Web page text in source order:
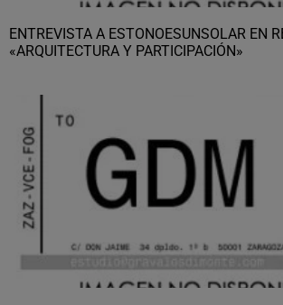
ENTREVISTA A ESTONOESUNSOLAR EN
«ARQUITECTURA Y PARTICIPACIÓN»